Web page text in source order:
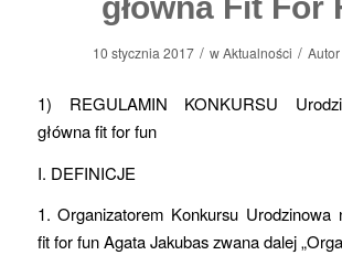
główna Fit For
10 stycznia 2017 / wAktualności / Autor
1) REGULAMIN KONKURSU
główna fit for fun
I. DEFINICJE
1. Organizatorem Konkursu Urodzinowa
fit for funAgata Jakubas zwana dalej